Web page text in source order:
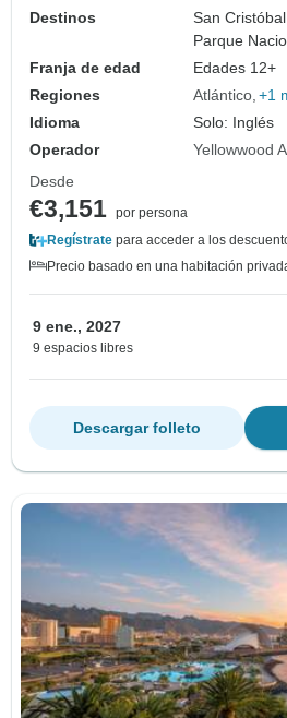
Destinos
San
Parque
Franja de edad
Edades 12+
Regiones
Atlántico +1
Idioma
Solo: Inglés
Operador
Yellowwood
Desde
€3,151 por persona
Regístrate para acceder a los
Precio basado en una habitación
9 ene., 2027
9 espacios libres
Descargar folleto